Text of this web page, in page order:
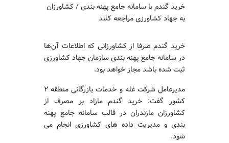
خرید گندم با سامانه جامع پهنه بندی / کشاورزان
به جهاد کشاورزی مراجعه کنند
خرید گندم صرفا از کشاورزانی که اطلاعات آن‌ها
در سامانه جامع پهنه بندی سازمان جهاد کشاورزی
ثبت شده باشد مجاز خواهد بود.
مدیرعامل شرکت غله و خدمات بازرگانی منطقه ۲
کشور گفت: خرید گندم مازاد بر مصرف از
کشاورزان مازندران در قالب سامانه جامع پهنه
بندی و مدیریت داده‌ های کشاورزی انجام می‌
شود.